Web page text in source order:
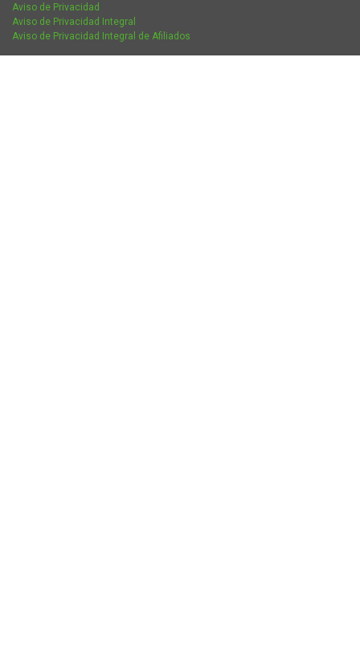
Aviso de Privacidad
Aviso de Privacidad Integral
Aviso de Privacidad Integral de Afiliados